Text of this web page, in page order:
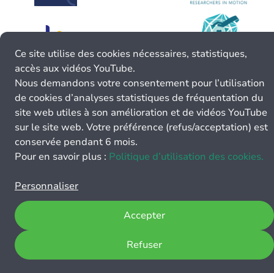
Ce site utilise des cookies nécessaires, statistiques,
accès aux vidéos YouTube.
Nous demandons votre consentement pour l’utilisation
de cookies d’analyses statistiques de fréquentation du
site web utiles à son amélioration et de vidéos YouTube
sur le site web. Votre préférence (refus/acceptation) est
conservée pendant 6 mois.
Pour en savoir plus : Politique d’utilisation des cookies.
Personnaliser
Refuser
Accepter